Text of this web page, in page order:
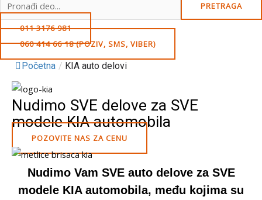
for:
PRETRAGA
011 3176 981
060 414 66 18 (POZIV, SMS, VIBER)
Početna / KIA auto delovi
Nudimo SVE delove za SVE
modele KIA automobila
POZOVITE NAS ZA CENU
Nudimo Vam SVE auto delove za SVE
modele KIA automobila, među kojima su